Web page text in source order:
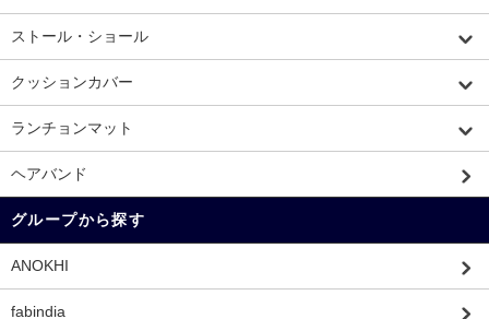
ストール・ショール
クッションカバー
ランチョンマット
ヘアバンド
グループから探す
ANOKHI
fabindia